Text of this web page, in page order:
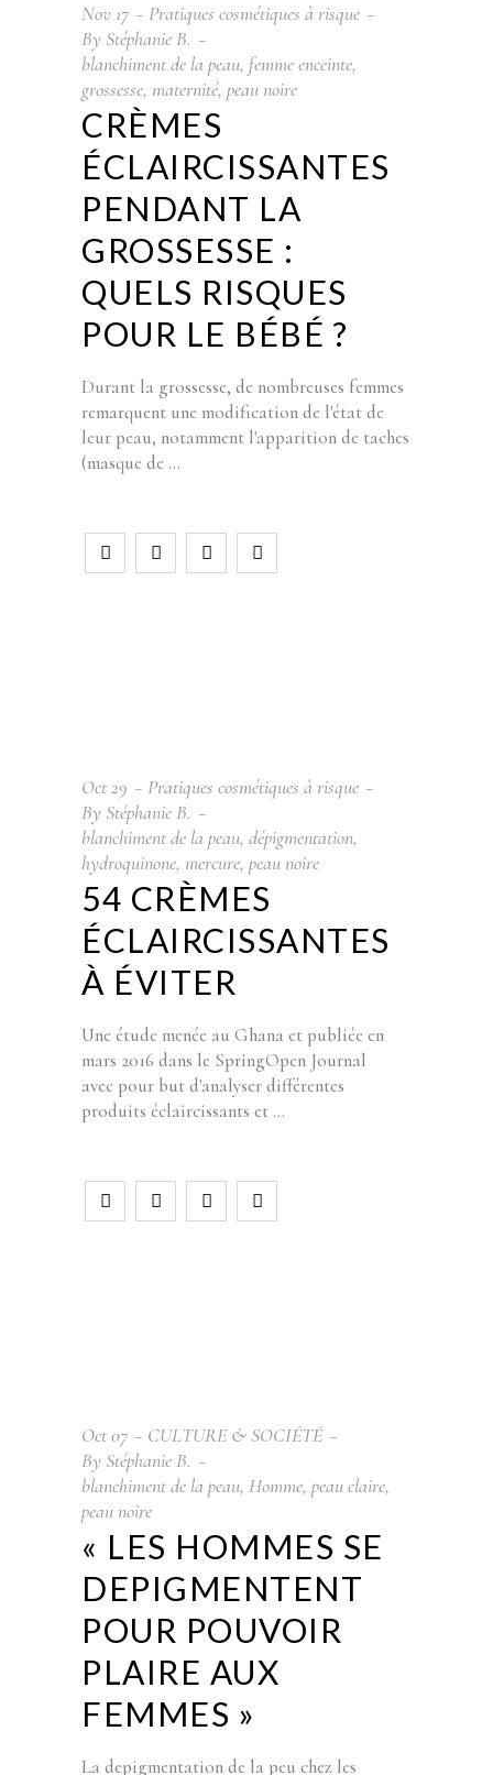
Nov 17
Pratiques cosmétiques à risque
By Stéphanie B.
blanchiment de la peau, femme enceinte,
grossesse, maternité, peau noire
CRÈMES
ÉCLAIRCISSANTES
PENDANT LA
GROSSESSE :
QUELS RISQUES
POUR LE BÉBÉ ?
Durant la grossesse, de nombreuses femmes
remarquent une modification de l'état de
leur peau, notamment l'apparition de taches
(masque de
Oct29
Pratiques cosmétiques à risque
By Stéphanie B.
blanchiment de la peau, dépigmentation,
hydroquinone, mercure, peau noire
54 CRÈMES
ÉCLAIRCISSANTES
À ÉVITER
Une étude menée au Ghana et publiée en
mars 2016 dans le SpringOpen Journal
avec pour but d'analyser différentes
produits éclaircissants et
Oct07
CULTURE & SOCIÉTÉ
By Stéphanie B.
blanchiment de la peau, Homme, peau claire,
peau noire
« LES HOMMES SE
DEPIGMENTENT
POUR POUVOIR
PLAIRE AUX
FEMMES »
La depigmentation de la peu chez les